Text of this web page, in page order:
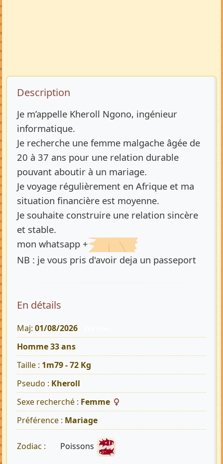
Description de l’annonce
Description
Je m’appelle Kheroll Ngono, ingénieur
informatique.
Je recherche une femme malgache âgée de
20 à 37 ans pour une relation durable
pouvant aboutir à un mariage.
Je voyage régulièrement en Afrique et ma
situation financière est moyenne.
Je souhaite construire une relation sincère
et stable.
mon whatsapp +
NB : je vous pris d'avoir deja un passeport
En détails
Maj: 01/08/2026
Homme 33 ans
Taille : 1m79 - 72 Kg
Pseudo : Kheroll
Sexe recherché : Femme
Préférence : Mariage
Zodiac : Poissons